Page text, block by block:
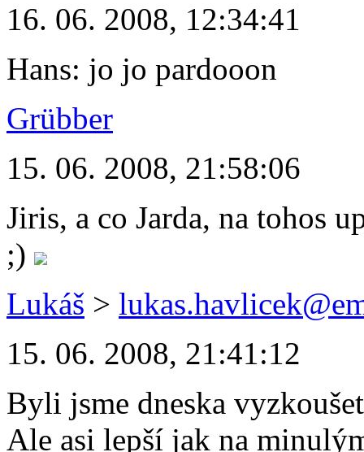
16. 06. 2008, 12:34:41
Hans: jo jo pardooon
Grübber
15. 06. 2008, 21:58:06
Jiris, a co Jarda, na tohos
;)
Lukáš >
15. 06. 2008, 21:41:12
Byli jsme dneska
Ale asi lepší jak na